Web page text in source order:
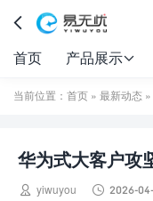

首页 产品展示
当前位置： 首页 » 最新动态 »
华为式大客户攻
 yiwuyou  2026-